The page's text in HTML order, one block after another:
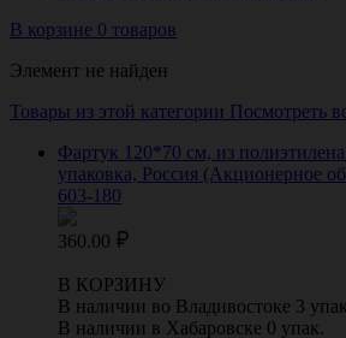
В корзине 0 товаров
Элемент не найден
Товары из этой категории Посмотреть
Фартук 120*70 см, из
упаковка, Россия (Акционерное
603-180
360.00
В КОРЗИНУ
В наличии во Владивостоке 3
В наличии в Хабаровске 0 упак.